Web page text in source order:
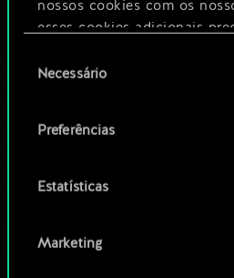
nossos cookies com os
esses cookies adicionais
Você encontrará todos os
de cookies e poderá ajustar
no menu "Configurações"
deNecessário
Preferências
Estatísticas
Marketing
comunidade